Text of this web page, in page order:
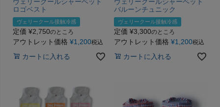
ロゴベスト
ヴェリークール接触冷感
定価 ¥2,750のところ
アウトレット価格 ¥1,200税込
カートに入れる
バルーンチュニック
ヴェリークール接触冷感
定価 ¥3,300のところ
アウトレット価格 ¥1,200税込
カートに入れる